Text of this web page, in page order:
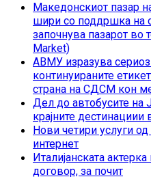
Македонскиот пазар
шири со поддршка на
започнува пазарот во
Market)
АВМУ изразува
континуираните
страна на СДСМ кон
Дел до автобусите на
крајните
Нови четири услуги
интернет
Италијанската
договор, за почит